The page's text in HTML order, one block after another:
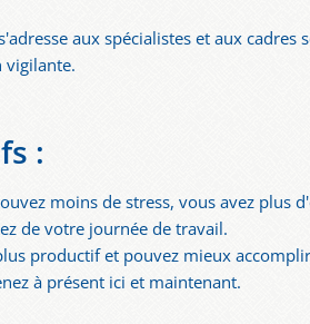
aux spécialistes et aux
vigilante.
:
moins de stress, vous avez plus
de votre journée de travail.
productif et pouvez mieux
à présent ici et maintenant.